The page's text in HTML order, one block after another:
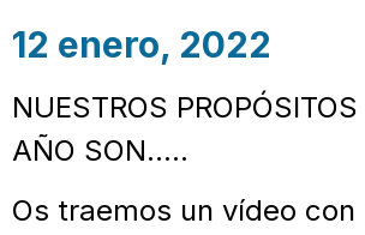
12 enero, 2022
NUESTROS
AÑO SON…..
Os traemos un vídeo con